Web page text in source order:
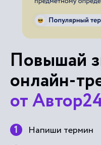
Повышай
онлайн-
от
Напиши термин